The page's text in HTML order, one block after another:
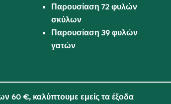
Παρουσίαση 72 φυλών
σκύλων
Παρουσίαση 39 φυλών
γατών
60 €, καλύπτουμε εμείς τα έξοδα